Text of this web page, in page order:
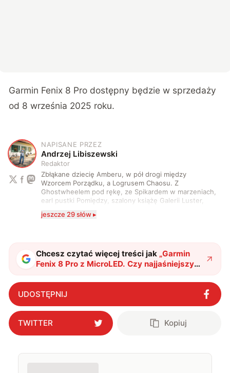
Garmin Fenix 8 Pro dostępny będzie w sprzedaży
od 8 września 2025 roku.
A
NAPISANE PRZEZ
Andrzej Libiszewski
Redaktor
Zbłąkane dziecię Amberu, w pół drogi między
Wzorcem Porządku, a Logrusem Chaosu. Z
Ghostwheelem pod rękę, ze Spikardem w marzeniach,
earl pustki Pomiędzy, szalony książę Galerii Luster,
serio? Pisaniem o szeroko pojętej technice o zajmuję
i gram w gry :)
jeszcze 29 słów ▸
Chcesz czytać więcej treści jak „Garmin
Fenix 8 Pro z MicroLED. Czy najjaśniejszy
smartwatch świata jest wart swojej
ceny?"?
UDOSTĘPNIJ
TWITTER Kopiuj